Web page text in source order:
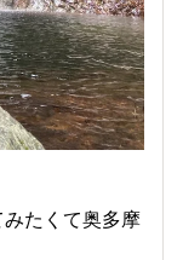
たくて奥多摩